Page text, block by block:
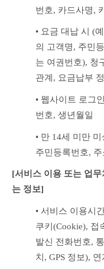
번호, 카드사명,
• 요금 대납 시 (
의 고객명, 주민
는 여권번호), 청
관계, 요금납부
• 웹사이트 로그
번호, 생년월일
• 만 14세 미만
주민등록번호,
[서비스 이용 또는 업
는 정보]
• 서비스 이용시
쿠키(Cookie), 접
발신 전화번호,
치, GPS 정보),